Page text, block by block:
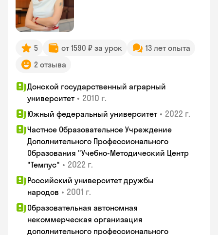
5 от 1590 ₽ за урок
13 лет опыта
2 отзыва
Донской государственный аграрный
университет • 2010 г.
Южный федеральный университет • 2022 г.
Частное Образовательное Учреждение
Дополнительного Профессионального
Образования "Учебно-Методический Центр
"Темпус" • 2022 г.
Российский университет дружбы
народов • 2001 г.
Образовательная автономная
некоммерческая организация
дополнительного профессионального